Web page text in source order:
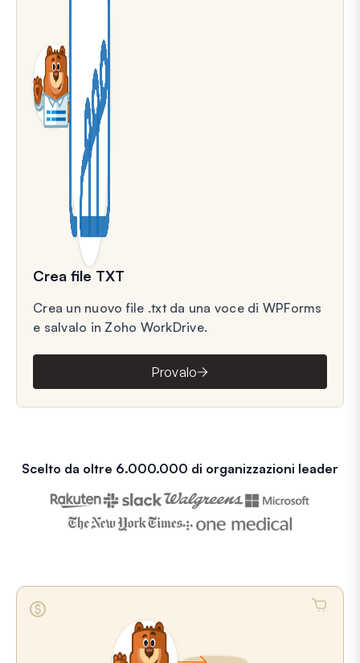
Crea file TXT
Crea un nuovo file .txt da una voce di WPForms
e salvalo in Zoho WorkDrive.
Provalo
Scelto da oltre 6.000.000 di organizzazioni leader